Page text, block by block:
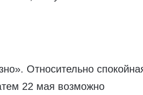
Относительно
22 мая возможно